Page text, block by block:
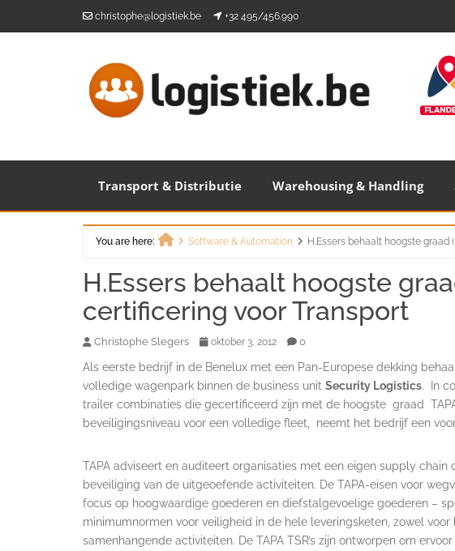
christophe@logistiek.be +32 495/456.990
Transport & Distributie Warehousing & Handling
You are here:
Software & Automation H.Essers behaalt hoogste graad
H.Essers behaalt hoogste
certificering voor Transport
Christophe Slegers oktober 3, 2012 0
Als eerste bedrijf in de Benelux met een Pan-Europese dekking
volledige wagenpark binnen de business unit Security Logistics. In
trailer combinaties die gecertificeerd zijn met de hoogste graad
beveiligingsniveau voor een volledige fleet, neemt het bedrijf een
TAPA adviseert en auditeert organisaties met een eigen supply
beveiliging van de uitgeoefende activiteiten. De TAPA-eisen voor
focus op hoogwaardige goederen en diefstalgevoelige goederen –
minimumnormen voor veiligheid in de hele leveringsketen, zowel
samenhangende activiteiten. De TAPA TSR’s zijn ontworpen om